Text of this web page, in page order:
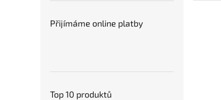
Přijímáme online platby
Top 10 produktů